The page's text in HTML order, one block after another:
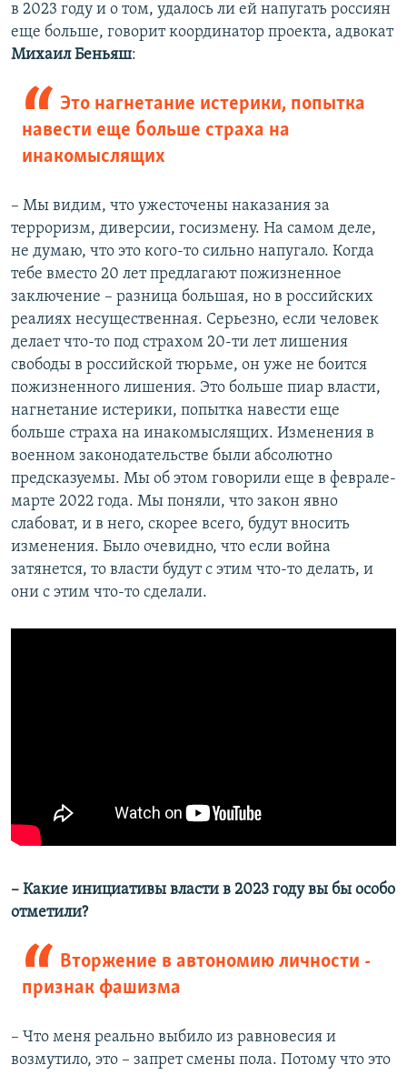
в 2023 году и о том, удалось ли ей напугать россиян
еще больше, говорит координатор проекта, адвокат
Михаил Беньяш:
Это нагнетание истерики, попытка
навести еще больше страха на
инакомыслящих
– Мы видим, что ужесточены наказания за
терроризм, диверсии, госизмену. На самом деле,
не думаю, что это кого-то сильно напугало. Когда
тебе вместо 20 лет предлагают пожизненное
заключение – разница большая, но в российских
реалиях несущественная. Серьезно, если человек
делает что-то под страхом 20-ти лет лишения
свободы в российской тюрьме, он уже не боится
пожизненного лишения. Это больше пиар власти,
нагнетание истерики, попытка навести еще
больше страха на инакомыслящих. Изменения в
военном законодательстве были абсолютно
предсказуемы. Мы об этом говорили еще в феврале-
марте 2022 года. Мы поняли, что закон явно
слабоват, и в него, скорее всего, будут вносить
изменения. Было очевидно, что если война
затянется, то власти будут с этим что-то делать, и
они с этим что-то сделали.
– Какие инициативы власти в 2023 году вы бы особо
отметили?
Вторжение в автономию личности -
признак фашизма
– Что меня реально выбило из равновесия и
возмутило, это – запрет смены пола. Потому что это